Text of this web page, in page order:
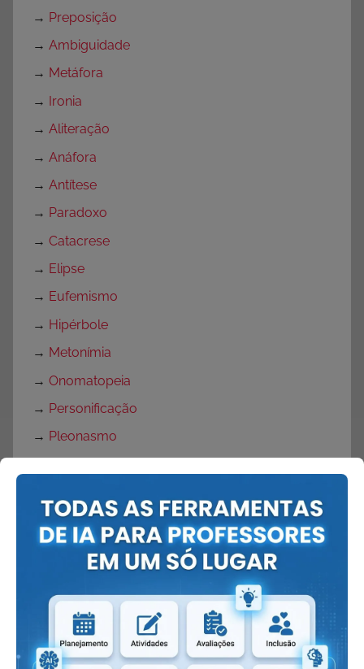
→ Preposição
→ Ambiguidade
→ Metáfora
→ Ironia
→ Aliteração
→ Anáfora
→ Antítese
→ Paradoxo
→ Catacrese
→ Elipse
→ Eufemismo
→ Hipérbole
→ Metonímia
→ Onomatopeia
→ Personificação
→ Pleonasmo
Girias
→Tbt
Atividades Verdadeiro sentido da Páscoa
→Atividades de Páscoa com Interpretação de